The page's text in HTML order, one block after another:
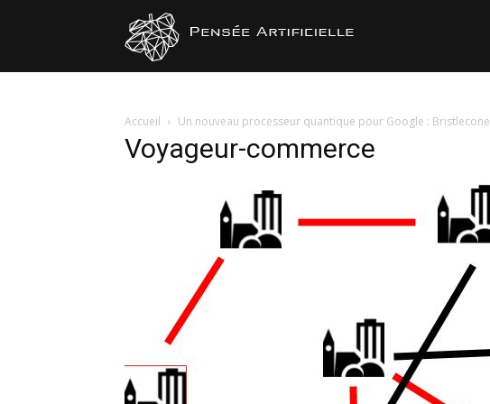
Accueil Un nouveau processeur quantique pour Google : Bristlecone
Voyageur-commerce